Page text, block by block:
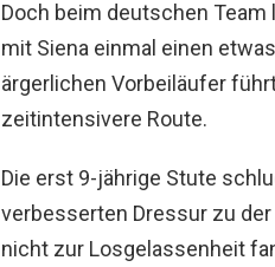
Doch beim deutschen
mit Siena einmal einen
ärgerlichen Vorbeiläufer
zeitintensivere Route.
Die erst 9-jährige Stute
verbesserten Dressur zu
nicht zur Losgelassenheit